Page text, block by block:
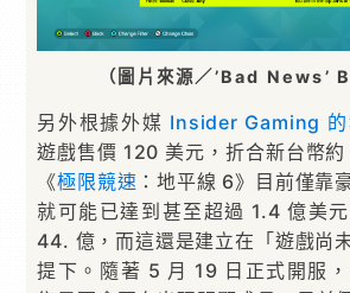
（圖片來源／’Bad News’
另外根據外媒 Insider Gaming 的
遊戲售價 120 美元，折合新台幣
《極限競速 ：地平線 6》目前僅靠
就可能已達到甚至超過 1.4 億美
44. 億，而這還是建立在「遊戲尚
提下。隨著 5 月 19 日正式開服